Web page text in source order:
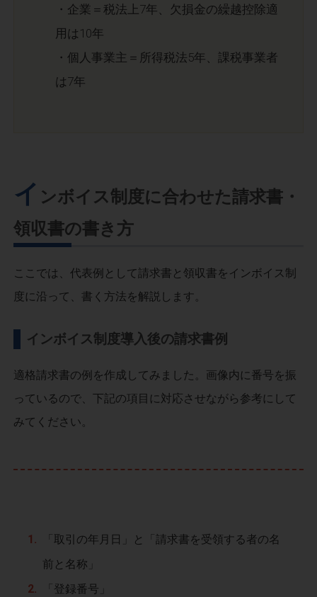
・企業＝税法上7年、欠損金の繰越控除適
用は10年
・個人事業主＝所得税法5年、課税事業者
は7年
イ ンボイス制度に合わせた請求書・
領収書の書き方
ここでは、代表例として請求書と領収書をインボイス制
度に沿って、書く方法を解説します。
インボイス制度導入後の請求書例
適格請求書の例を作成してみました。画像内に番号を振
っているので、下記の項目に対応させながら参考にして
みてください。
「取引の年月日」と「請求書を受領する者の名
前と名称」
「登録番号」